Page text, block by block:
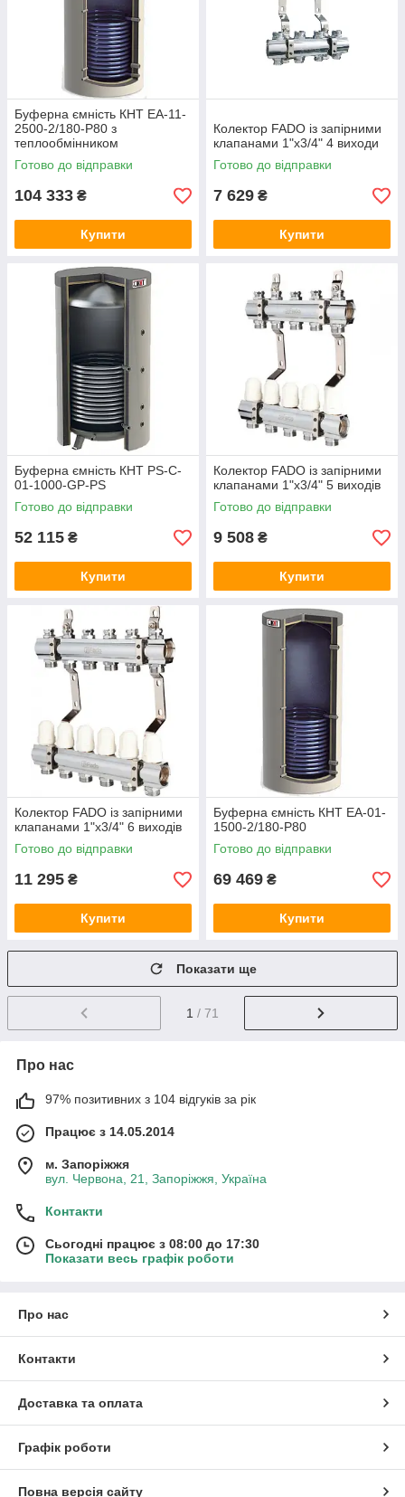
Буферна ємність КНТ ЕА-11-
2500-2/180-P80 з
теплообмінником
Готово до відправки
104 333 ₴
Купити
Колектор FADO із запірними
клапанами 1"х3/4" 4 виходи
Готово до відправки
7 629 ₴
Купити
Буферна ємність КНТ PS-C-
01-1000-GP-PS
Готово до відправки
52 115 ₴
Купити
Колектор FADO із запірними
клапанами 1"х3/4" 5 виходів
Готово до відправки
9 508 ₴
Купити
Колектор FADO із запірними
клапанами 1"х3/4" 6 виходів
Готово до відправки
11 295 ₴
Купити
Буферна ємність КНТ ЕА-01-
1500-2/180-P80
Готово до відправки
69 469 ₴
Купити
Показати ще
1 / 71
Про нас
97% позитивних з 104 відгуків за рік
Працює з 14.05.2014
м. Запоріжжя
вул. Червона, 21, Запоріжжя, Україна
Контакти
Сьогодні працює з 08:00 до 17:30
Показати весь графік роботи
Про нас
Контакти
Доставка та оплата
Графік роботи
Повна версія сайту